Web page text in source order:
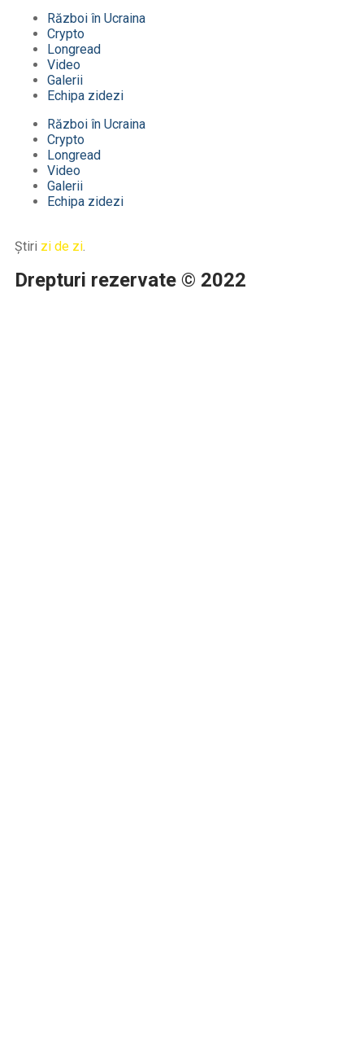
Război în Ucraina
Crypto
Longread
Video
Galerii
Echipa zidezi
Război în Ucraina
Crypto
Longread
Video
Galerii
Echipa zidezi
Știri zi de zi.
Drepturi rezervate © 2022